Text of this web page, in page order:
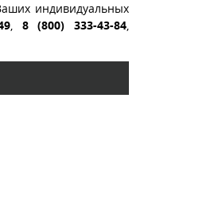
индивидуальных
, 8 (800) 333-43-84,